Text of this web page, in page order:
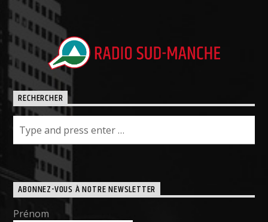
RECHERCHER
ABONNEZ-VOUS À NOTRE NEWSLETTER
Prénom